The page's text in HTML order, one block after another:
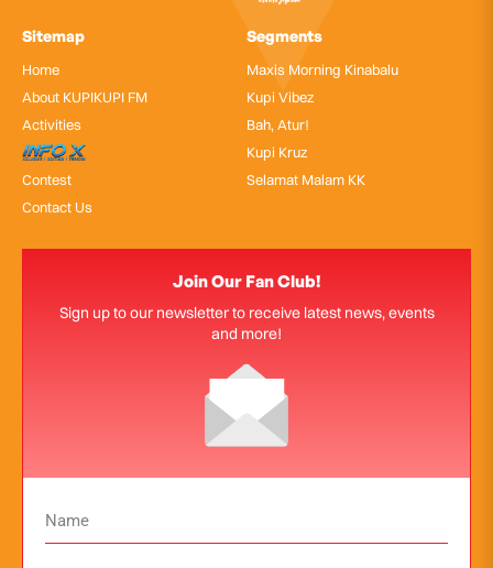
Sitemap
Home
About KUPIKUPI FM
Activities
InfoX
Contest
Contact Us
Segments
Maxis Morning Kinabalu
Kupi Vibez
Bah, Atur!
Kupi Kruz
Selamat Malam KK
Join Our Fan Club!
Sign up to our newsletter to receive latest news, events
and more!